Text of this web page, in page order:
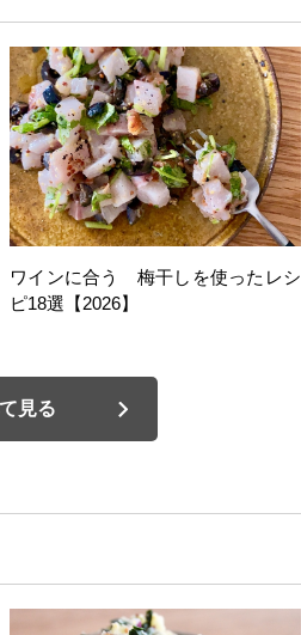
ワインに合う 梅干しを使ったレシ
ピ18選【2026】
見る